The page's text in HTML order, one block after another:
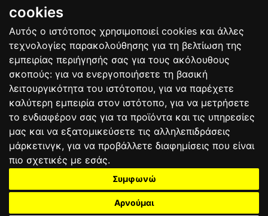
cookies
Αυτός ο ιστότοπος χρησιμοποιεί cookies και άλλες
τεχνολογίες παρακολούθησης για τη βελτίωση της
εμπειρίας περιήγησής σας για τους ακόλουθους
σκοπούς: για να ενεργοποιήσετε τη βασική
λειτουργικότητα του ιστότοπου, για να παρέχετε
καλύτερη εμπειρία στον ιστότοπο, για να μετρήσετε
το ενδιαφέρον σας για τα προϊόντα και τις υπηρεσίες
μας και να εξατομικεύσετε τις αλληλεπιδράσεις
μάρκετινγκ, για να προβάλλετε διαφημίσεις που είναι
πιο σχετικές με εσάς.
Συμφωνώ
Αρνούμαι
Luca MARINI
Bαθμολογία
ΟΡΟΙ ΧΡΗΣΗΣΠΟΛΙΤΙΚΗ ΠΡΟΣΤΑΣΙΑΣ
ΑΓΩΝΕΣΑΠΟΤΕΛΕΣΜΑΤΑΑΓΟΡΑ